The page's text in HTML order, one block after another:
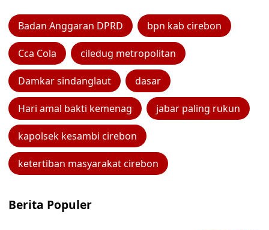
Badan Anggaran DPRD bpn kab cirebon
Cca Cola ciledug metropolitan
Damkar sindanglaut dasar
Hari amal bakti kemenag jabar paling rukun
kapolsek kesambi cirebon
ketertiban masyarakat cirebon
Berita Populer